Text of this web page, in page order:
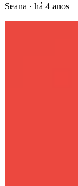
Seana · há 4 anos